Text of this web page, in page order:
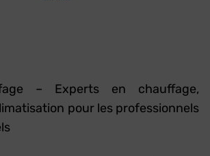
– Experts en chauffage,
pour les professionnels